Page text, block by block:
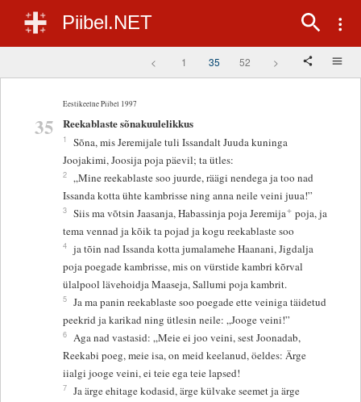
Piibel.NET
< 1 35 52 >
Eestikeelne Piibel 1997
35 Reekablaste sõnakuulelikkus
1
Sõna, mis Jeremijale tuli Issandalt Juuda kuninga
Joojakimi, Joosija poja päevil; ta ütles:
2 „Mine reekablaste soo juurde, räägi nendega ja too nad
Issanda kotta ühte kambrisse ning anna neile veini juua!”
3 Siis ma võtsin Jaasanja, Habassinja poja Jeremija+ poja, ja
tema vennad ja kõik ta pojad ja kogu reekablaste soo
4 ja tõin nad Issanda kotta jumalamehe Haanani, Jigdalja
poja poegade kambrisse, mis on vürstide kambri kõrval
ülalpool lävehoidja Maaseja, Sallumi poja kambrit.
5 Ja ma panin reekablaste soo poegade ette veiniga täidetud
peekrid ja karikad ning ütlesin neile: „Jooge veini!”
6 Aga nad vastasid: „Meie ei joo veini, sest Joonadab,
Reekabi poeg, meie isa, on meid keelanud, öeldes: Ärge
iialgi jooge veini, ei teie ega teie lapsed!
7 Ja ärge ehitage kodasid, ärge külvake seemet ja ärge